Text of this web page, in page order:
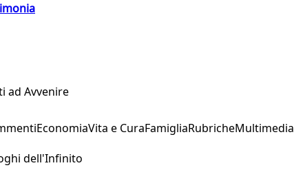
ad Avvenire
EconomiaVita e CuraFamigliaRubricheMultimedia
dell'Infinito